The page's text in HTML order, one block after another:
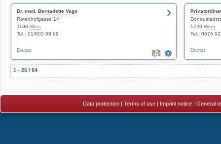
Dr. med. Bernadette Vago
Rotenhofgasse 14
1100 Wien
Tel.: 01/603 09 99
Doctor
1220 Wien
Tel.: 0676
Doctor
1 - 26 / 64
Data protection| Terms of use| Imprint notice| General